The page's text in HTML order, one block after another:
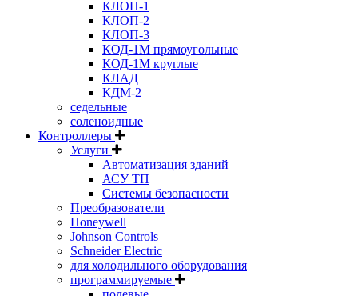
КЛОП-1
КЛОП-2
КЛОП-3
КОД-1М прямоугольные
КОД-1М круглые
КЛАД
КДМ-2
седельные
соленоидные
Контроллеры
Услуги
Автоматизация зданий
АСУ ТП
Системы безопасности
Преобразователи
Honeywell
Johnson Controls
Schneider Electric
для холодильного оборудования
программируемые